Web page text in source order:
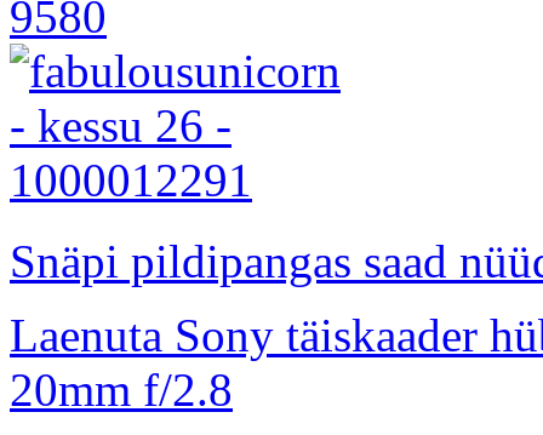
Snäpi pildipangas saad
Laenuta Sony täiskaader
20mm f/2.8